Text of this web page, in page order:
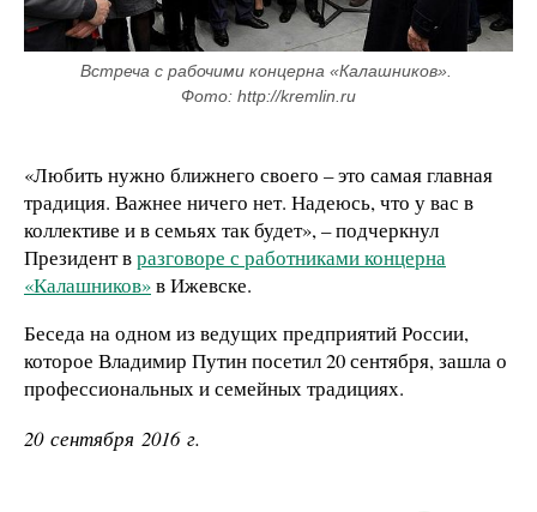
Встреча с рабочими концерна «Калашников».
Фото: http://kremlin.ru
«Любить нужно ближнего своего – это самая главная
традиция. Важнее ничего нет. Надеюсь, что у вас в
коллективе и в семьях так будет», – подчеркнул
Президент вразговоре с работниками концерна
«Калашников»в Ижевске.
Беседа на одном из ведущих предприятий России,
которое Владимир Путин посетил20 сентября, зашла о
профессиональных и семейных традициях.
20 сентября 2016 г.